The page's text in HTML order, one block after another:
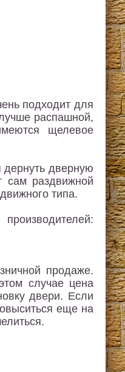
подходит для
распашной,
щелевое
дверную
сам раздвижной
типа.
продаже.
случае цена
двери. Если
еще на